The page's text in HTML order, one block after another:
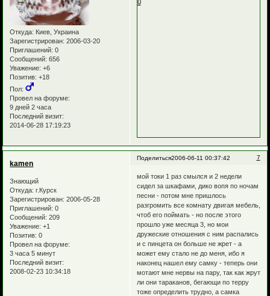
Откуда: Киев, Украина
Зарегистрирован: 2006-03-20
Приглашений: 0
Сообщений: 656
Уважение: +6
Позитив: +18
Пол:
Провел на форуме:
9 дней 2 часа
Последний визит:
2014-06-28 17:19:23
0
Поделиться 7
2006-06-11 00:37:42
kamen
Знающий
Откуда: г.Курск
Зарегистрирован: 2006-05-28
Приглашений: 0
Сообщений: 209
Уважение: +1
Позитив: 0
Провел на форуме:
3 часа 5 минут
Последний визит:
2008-02-23 10:34:18
мой токи 1 раз смылся и 2 недели
сидел за шкафами, дико вопя по ночам
песни - потом мне пришлось
разгромить все комнату двигая мебель,
чтоб его поймать - но после этого
прошло уже месяца 3, но мои
дружеские отношения с ним распались
и с пинцета он больше не жрет - а
может ему стало не до меня, ибо я
наконец нашел ему самку - теперь они
мотают мне нервы на пару, так как жрут
ли они тараканов, бегающи по терру
тоже определить трудно, а самка